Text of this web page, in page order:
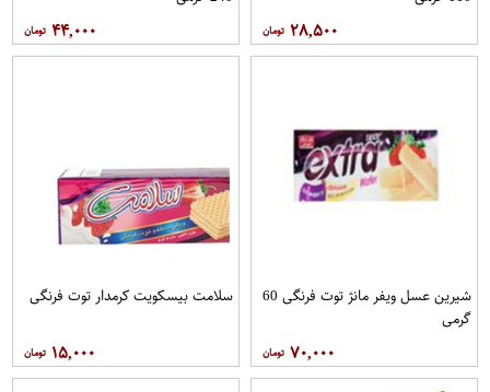
۲۸,۵۰۰ ۴۴,۰۰۰
شیرین عسل ویفر مانژ توت فرنگی 60
گرمی
۷۰,۰۰۰
سلامت بیسکویت کرمدار توت فرنگی
۱۵,۰۰۰